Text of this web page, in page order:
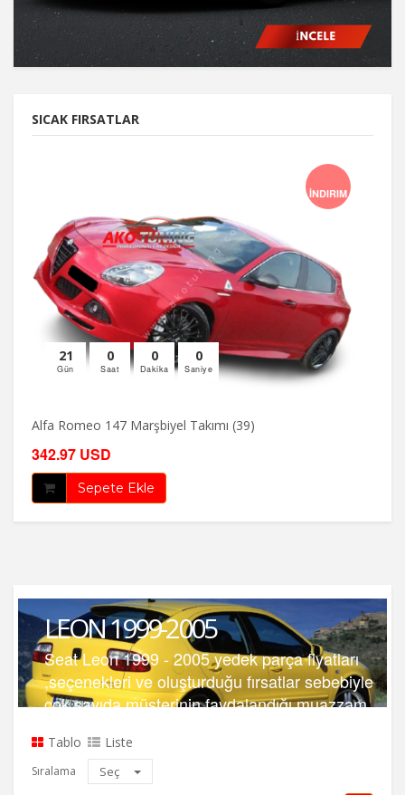
SICAK FIRSATLAR
İNDIRIM
21
Gün
0
Saat
0
Dakika
0
Saniye
Alfa Romeo 147 Marşbiyel Takımı (39)
342.97 USD
Sepete Ekle
LEON 1999-2005
Seat Leon 1999 - 2005 yedek parça fiyatları
,seçenekleri ve oluşturduğu fırsatlar sebebiyle
çok sayıda müşterinin faydalandığı muazzam
Tablo Liste
Sıralama Seç